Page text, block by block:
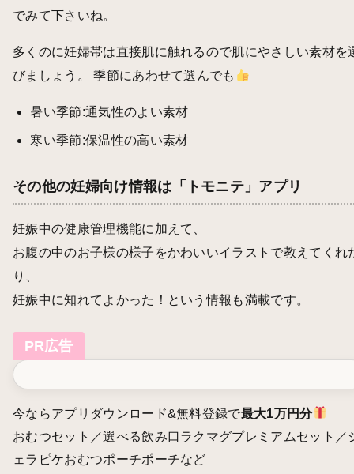
でみて下さいね。
多くのに妊婦帯は直接肌に触れるので肌にやさしい素材を
びましょう。 季節にあわせて選んでも
暑い季節:通気性のよい素材
寒い季節:保温性の高い素材
その他の妊婦向け情報は「トモニテ」アプリ
妊娠中の健康管理機能に加えて、
お腹の中のお子様の様子をかわいいイラストで教えてくれ
り、
妊娠中に知れてよかった！という情報も満載です。
PR広告
今ならアプリダウンロード&無料登録で最大1万円分
おむつセット／選べる飲み口ラクマグプレミアムセット／
ェラピケおむつポーチポーチなど